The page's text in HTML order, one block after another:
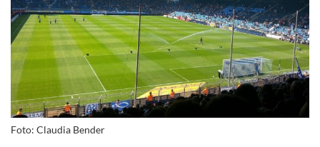
Foto: Claudia Bender